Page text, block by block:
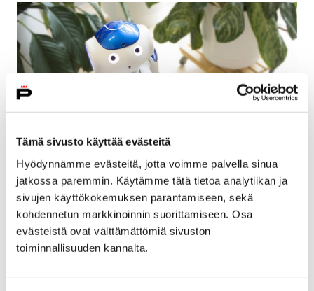
Tämä sivusto käyttää evästeitä
Hyödynnämme evästeitä, jotta voimme palvella sinua
jatkossa paremmin. Käytämme tätä tietoa analytiikan ja
sivujen käyttökokemuksen parantamiseen, sekä
kohdennetun markkinoinnin suorittamiseen. Osa
evästeistä ovat välttämättömiä sivuston
toiminnallisuuden kannalta.
Robogaming-tapahtumassa tutustutaan
robotiikan ja koodaamisen saloihin
8 huhtikuun, 2019